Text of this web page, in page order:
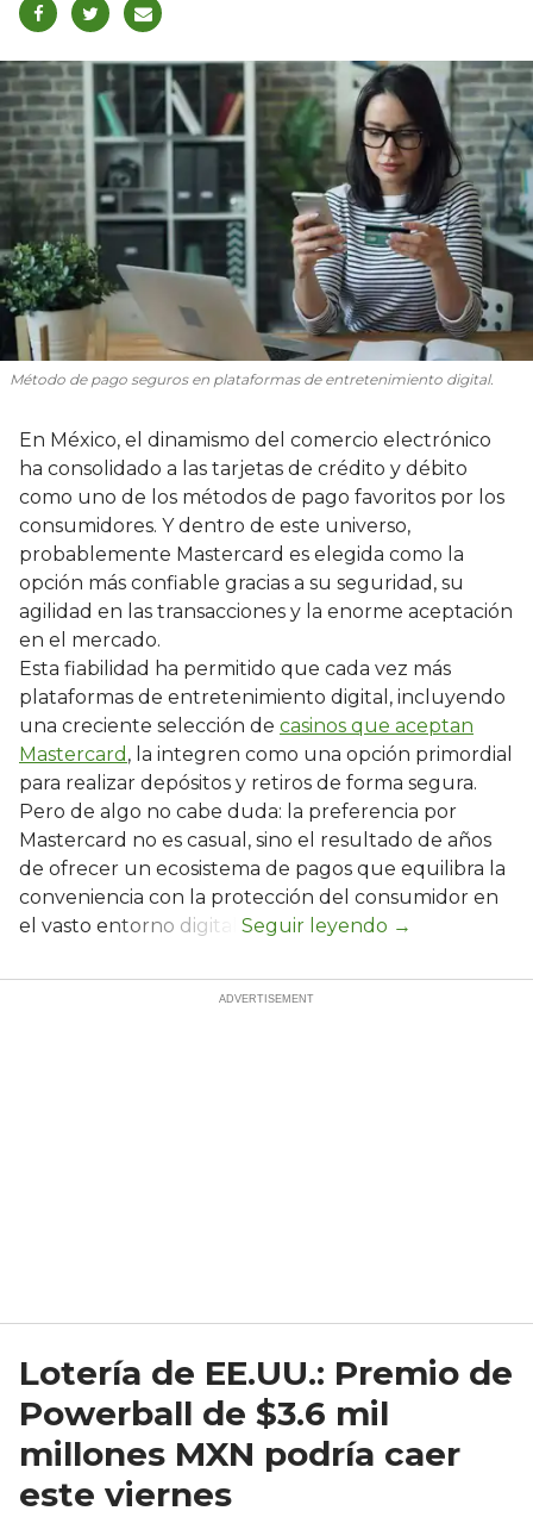
Método de pago seguros en plataformas de entretenimiento digital.
En México, el dinamismo del comercio electrónico
ha consolidado a las tarjetas de crédito y débito
como uno de los métodos de pago favoritos por los
consumidores. Y dentro de este universo,
probablemente Mastercard es elegida como la
opción más confiable gracias a su seguridad, su
agilidad en las transacciones y la enorme aceptación
en el mercado.
Esta fiabilidad ha permitido que cada vez más
plataformas de entretenimiento digital, incluyendo
una creciente selección de casinos que aceptan
Mastercard , la integren como una opción primordial
para realizar depósitos y retiros de forma segura.
Pero de algo no cabe duda: la preferencia por
Mastercard no es casual, sino el resultado de años
de ofrecer un ecosistema de pagos que equilibra la
conveniencia con la protección del consumidor en
el vasto entorno digital.
Lotería de EE.UU.: Premio de
Powerball de $3.6 mil
millones MXN podría caer
este viernes